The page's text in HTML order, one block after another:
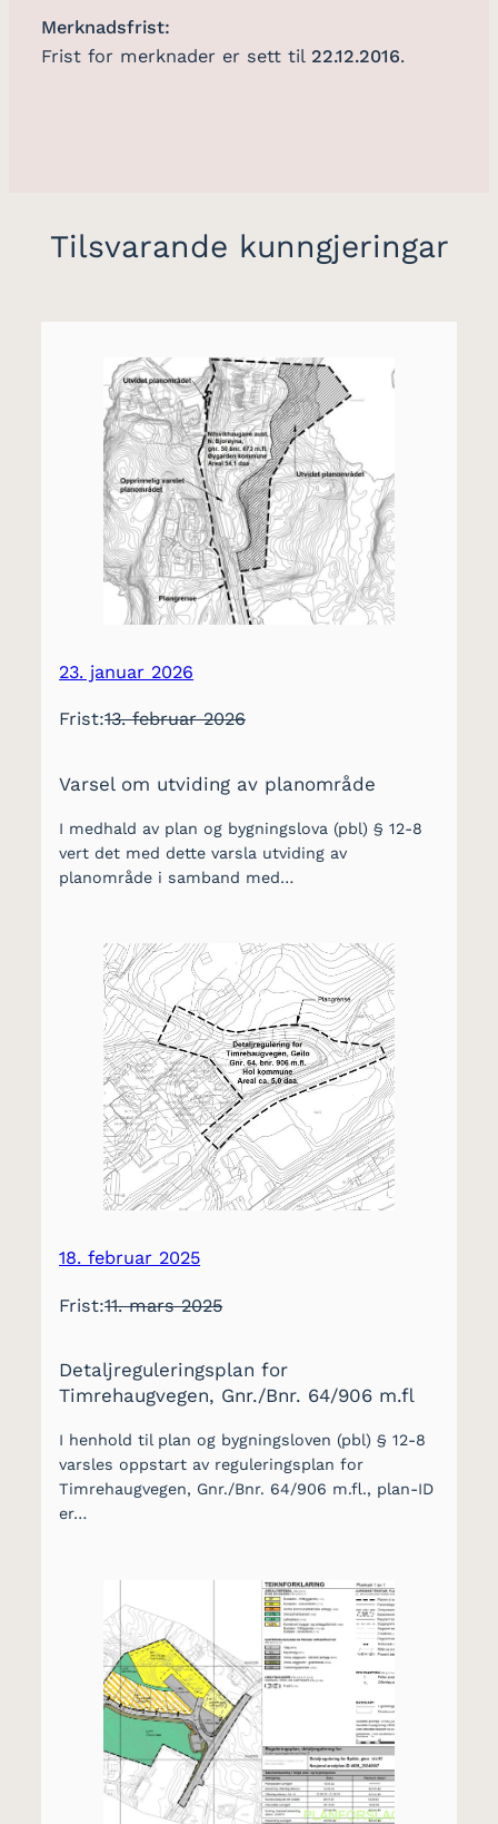
Merknadsfrist:
Frist for merknader er sett til 22.12.2016.
Tilsvarande kunngjeringar
23. januar 2026
Frist:13. februar 2026
Varsel om utviding av planområde
I medhald av plan og bygningslova (pbl) § 12-8
vert det med dette varsla utviding av
planområde i samband med…
18. februar 2025
Frist:11. mars 2025
Detaljreguleringsplan for
Timrehaugvegen, Gnr./Bnr. 64/906 m.fl
I henhold til plan og bygningsloven (pbl) § 12-8
varsles oppstart av reguleringsplan for
Timrehaugvegen, Gnr./Bnr. 64/906 m.fl., plan-ID
er…